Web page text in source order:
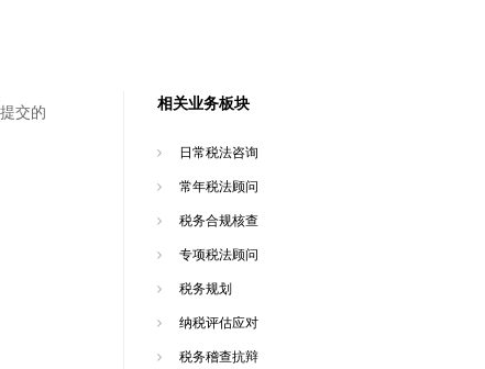
交的
相关业务板块
日常税法咨询
常年税法顾问
税务合规核查
专项税法顾问
税务规划
纳税评估应对
税务稽查抗辩